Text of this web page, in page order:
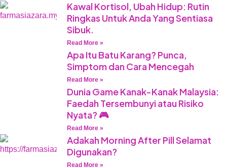
Kawal Kortisol, Ubah Hidup: Rutin
Ringkas Untuk Anda Yang Sentiasa
Sibuk.
Read More »
Apa Itu Batu Karang? Punca,
Simptom dan Cara Mencegah
Read More »
Dunia Game Kanak-Kanak Malaysia:
Faedah Tersembunyi atau Risiko
Nyata? 🎮
Read More »
Adakah Morning After Pill Selamat
Digunakan?
Read More »